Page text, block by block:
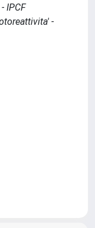
IPCF
-